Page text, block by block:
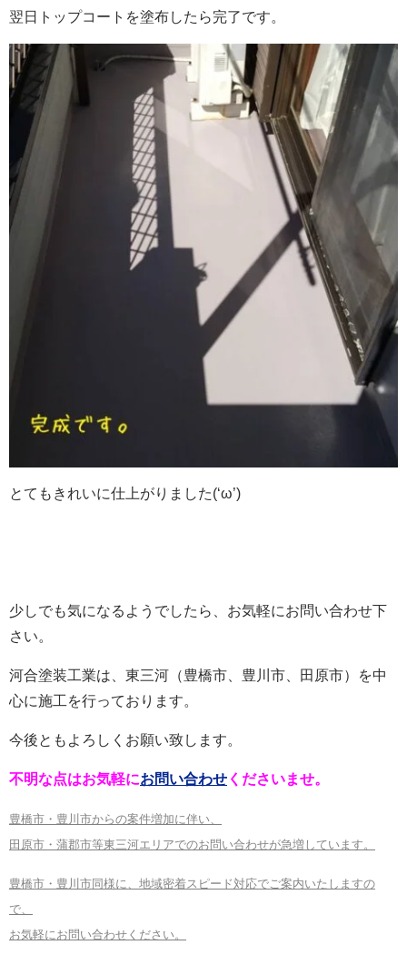
翌日トップコートを塗布したら完了です。
とてもきれいに仕上がりました(‘ω’)
少しでも気になるようでしたら、お気軽にお問い合わせ下
さい。
河合塗装工業は、東三河（豊橋市、豊川市、田原市）を中
心に施工を行っております。
今後ともよろしくお願い致します。
不明な点はお気軽にお問い合わせ くださいませ。
豊橋市・豊川市からの案件増加に伴い、
田原市・蒲郡市等東三河エリアでのお問い合わせが急増しています。
豊橋市・豊川市同様に、地域密着スピード対応でご案内いたしますの
で、
お気軽にお問い合わせください。